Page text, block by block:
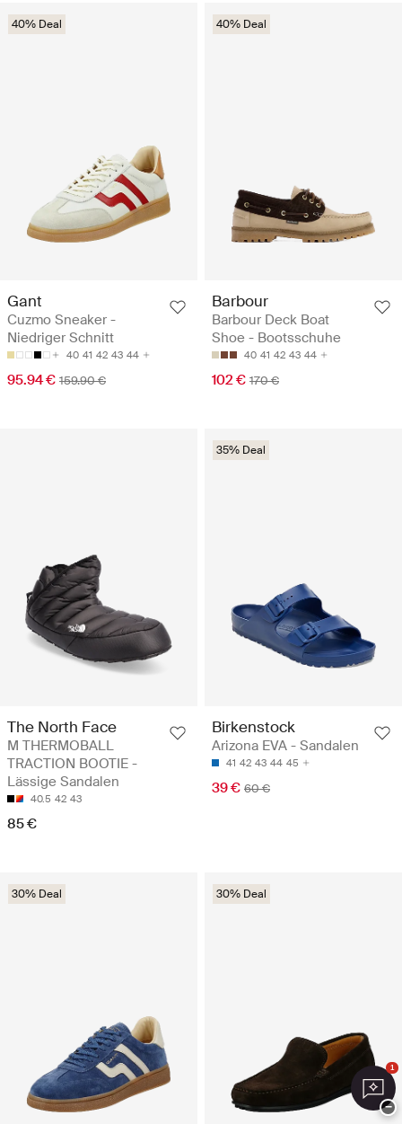
40% Deal
Gant
Cuzmo Sneaker -
Niedriger Schnitt
40 41 42 43 44
95.94 € 159.90 €
40% Deal
Barbour
Barbour Deck Boat
Shoe - Bootsschuhe
40 41 42 43 44
102 € 170 €
The North Face
M THERMOBALL
TRACTION BOOTIE -
Lässige Sandalen
40.5 42 43
85 €
35% Deal
Birkenstock
Arizona EVA - Sandalen
41 42 43 44 45
39 € 60 €
30% Deal 30% Deal
1
−